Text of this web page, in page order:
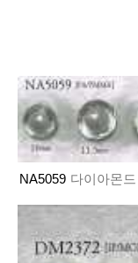
NA5059 다이아몬